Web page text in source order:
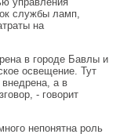
службы ламп,
на
в городе Бавлы и
освещение. Тут
а в
- говорит
непонятна роль